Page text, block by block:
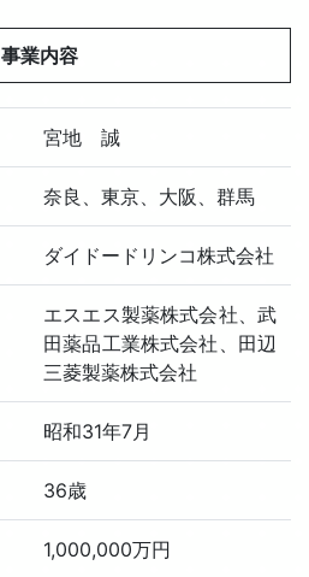
事業内容
宮地 誠
奈良、東京、大阪、群馬
ダイドードリンコ株式会社
エスエス製薬株式会社、武
田薬品工業株式会社、田辺
三菱製薬株式会社
昭和31年7月
36歳
1,000,000万円